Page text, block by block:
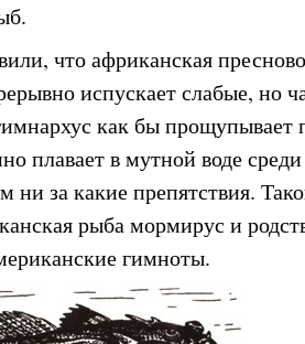
что африканская
испускает слабые, но
как бы прощупывает
плавает в мутной воде
ни за какие препятствия.
рыба мормирус и
гимноты.